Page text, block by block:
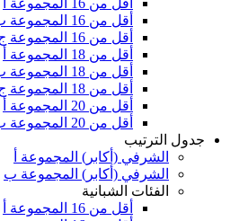
أقل من 16 المجموعة أ
أقل من 16 المجموعة ب
أقل من 16 المجموعة ج
أقل من 18 المجموعة أ
أقل من 18 المجموعة ب
أقل من 18 المجموعة ج
أقل من 20 المجموعة أ
أقل من 20 المجموعة ب
جدول الترتيب
الشرفي (أكابر) المجموعة أ
الشرفي (أكابر) المجموعة ب
الفئات الشبانية
أقل من 16 المجموعة أ